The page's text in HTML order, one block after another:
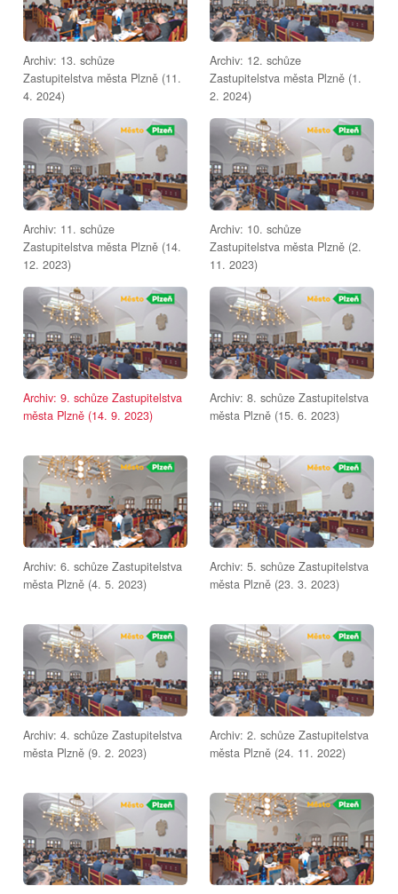
Archiv: 13. schůze
Zastupitelstva města Plzně (11.
4. 2024)
Archiv: 12. schůze
Zastupitelstva města Plzně (1.
2. 2024)
Archiv: 11. schůze
Zastupitelstva města Plzně (14.
12. 2023)
Archiv: 10. schůze
Zastupitelstva města Plzně (2.
11. 2023)
Archiv: 9. schůze Zastupitelstva
města Plzně (14. 9. 2023)
Archiv: 8. schůze Zastupitelstva
města Plzně (15. 6. 2023)
Archiv: 6. schůze Zastupitelstva
města Plzně (4. 5. 2023)
Archiv: 5. schůze Zastupitelstva
města Plzně (23. 3. 2023)
Archiv: 4. schůze Zastupitelstva
města Plzně (9. 2. 2023)
Archiv: 2. schůze Zastupitelstva
města Plzně (24. 11. 2022)